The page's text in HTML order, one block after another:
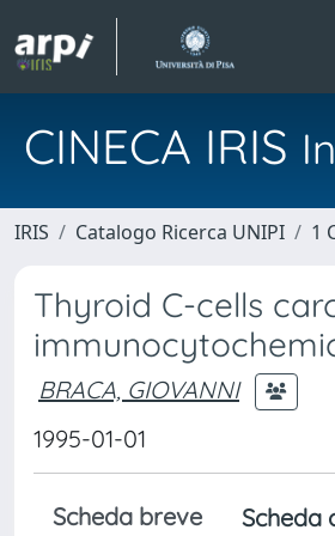
CINECA IRIS
IRIS Catalogo Ricerca UNIPI 1
Thyroid C-cells
BRACA, GIOVANNI
1995-01-01
Scheda breve Scheda